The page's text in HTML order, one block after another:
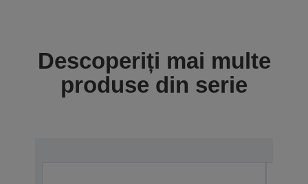
Descoperiți mai multe
produse din serie